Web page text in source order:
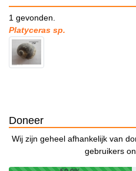
1 gevonden.
Platyceras sp.
Doneer
Wij zijn geheel afhankelijk van
gebruikers